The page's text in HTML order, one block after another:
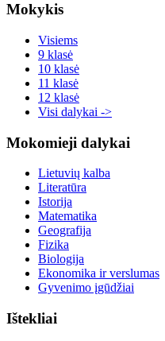
Mokykis
Visiems
9 klasė
10 klasė
11 klasė
12 klasė
Visi dalykai ->
Mokomieji dalykai
Lietuvių kalba
Literatūra
Istorija
Matematika
Geografija
Fizika
Biologija
Ekonomika ir verslumas
Gyvenimo įgūdžiai
Ištekliai